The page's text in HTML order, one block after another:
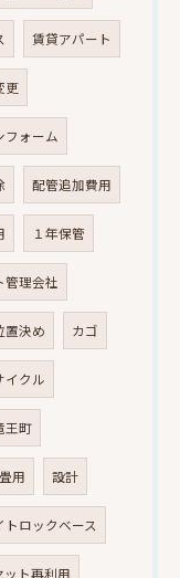
賃貸アパート
更
フォーム
配管追加費用
１年保管
管理会社
置決め カゴ
イクル
王町
用 設計
トロックベース
ット再利用